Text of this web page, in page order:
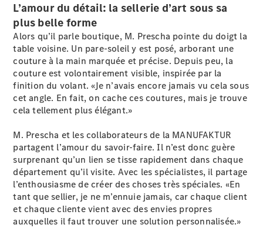
d’essai
Breaks
Tous les
CLA
Shooting
Brake
Électrique
CLA
Shooting
Brake
Classe C
Break
L’amour du détail: la sellerie d’art sous sa
plus belle forme
Alors qu’il parle boutique, M. Prescha pointe du doigt la
table voisine. Un pare-soleil y est posé, arborant une
couture à la main marquée et précise. Depuis peu, la
couture est volontairement visible, inspirée par la
finition du volant. «Je n’avais encore jamais vu cela sous
cet angle. En fait, on cache ces coutures, mais je trouve
cela tellement plus élégant.»
M. Prescha et les collaborateurs de la MANUFAKTUR
partagent l’amour du savoir-faire. Il n’est donc guère
surprenant qu’un lien se tisse rapidement dans chaque
département qu’il visite. Avec les spécialistes, il partage
l’enthousiasme de créer des choses très spéciales. «En
tant que sellier, je ne m’ennuie jamais, car chaque client
et chaque cliente vient avec des envies propres
auxquelles il faut trouver une solution personnalisée.»